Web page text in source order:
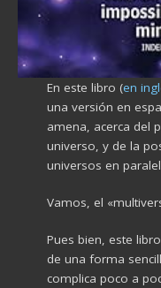
En este libro (en
una versión en
amena, acerca del
universo, y de la
universos en
Vamos, el
Pues bien, este
de una forma
complica poco a